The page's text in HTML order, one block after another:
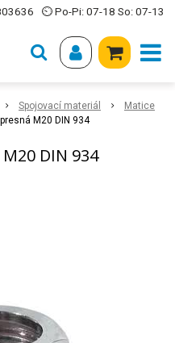
⏲ Po-Pi: 07-18 So: 07-13
Spojovací materiál
Matice
M20 DIN 934
DIN 934